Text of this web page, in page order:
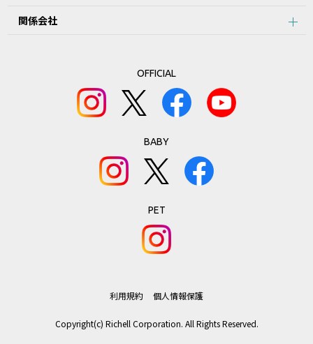
を提供していません。
1.本データ等の著作権は株式会社リッチェルに帰属しており当社の
許可なく、本データ等の内容の全部または一部を複製することは著
作権法により禁止されております。ただし、お客様は製品の使用の
2.前項に定める場合のほか、お客様は、当該製品のご使用、ご購入
の検討以外の目的で本データ等を利用することはできません。
3.前２項に違反したことにより当社に損害が生じた場合、お客様は
当社の請求に従って、当該損害について賠償しなければなりませ
第5条：本サービスの中止、変更、終了
関係会社
OFFICIAL
BABY
PET
利用規約 個人情報保護
Copyright(c) Richell Corporation. All Rights Reserved.